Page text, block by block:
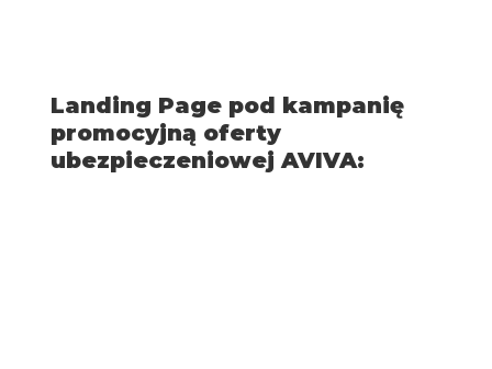
Landing Page pod kampanię
promocyjną oferty
ubezpieczeniowej AVIVA: